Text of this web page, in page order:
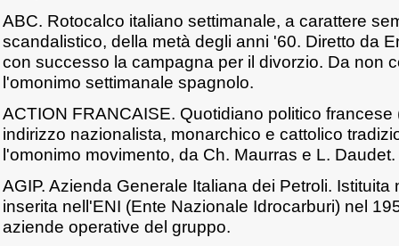
ABC. Rotocalco italiano settimanale, a carattere
scandalistico, della metà degli anni '60. Diretto da
con successo la campagna per il divorzio. Da non
l'omonimo settimanale spagnolo.
ACTION FRANCAISE. Quotidiano politico francese
indirizzo nazionalista, monarchico e cattolico
l'omonimo movimento, da Ch. Maurras e L. Daudet.
AGIP. Azienda Generale Italiana dei Petroli. Istituita
inserita nell'ENI (Ente Nazionale Idrocarburi) nel
aziende operative del gruppo.